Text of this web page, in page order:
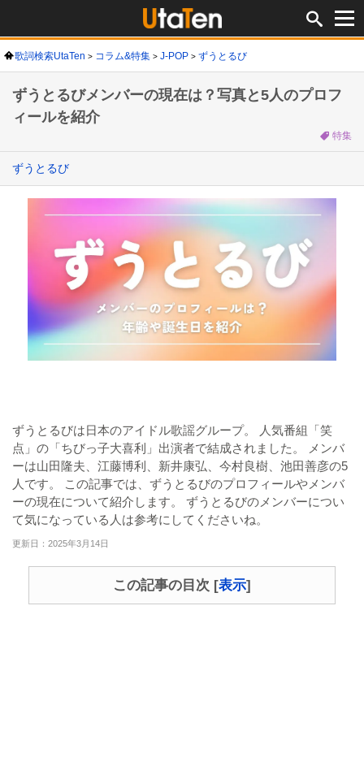
歌詞検索UtaTen コラム&特集 J-POP ずうとるび
ずうとるびメンバーの現在は？写真と5人のプロフ
ィールを紹介
特集
ずうとるび
ずうとるびは日本のアイドル歌謡グループ。 人気番組「笑
点」の「ちびっ子大喜利」出演者で結成されました。 メンバ
ーは山田隆夫、江藤博利、新井康弘、今村良樹、池田善彦の5
人です。 この記事では、ずうとるびのプロフィールやメンバ
ーの現在について紹介します。 ずうとるびのメンバーについ
て気になっている人は参考にしてくださいね。
更新日：2025年3月14日
この記事の目次 [表示]